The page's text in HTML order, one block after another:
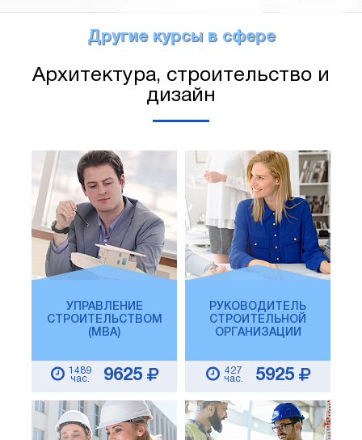
Другие курсы в сфере
Архитектура, строительство и
дизайн
УПРАВЛЕНИЕ
СТРОИТЕЛЬСТВОМ
(MBA)
1489
час.
9625
РУКОВОДИТЕЛЬ
СТРОИТЕЛЬНОЙ
ОРГАНИЗАЦИИ
427
час.
5925